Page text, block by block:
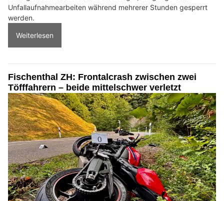
Unfallaufnahmearbeiten während mehrerer Stunden gesperrt
werden.
Weiterlesen
Fischenthal ZH: Frontalcrash zwischen zwei
Töfffahrern – beide mittelschwer verletzt